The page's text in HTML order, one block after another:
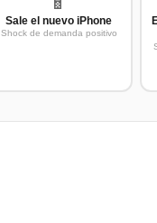
Sale el nuevo iPhone
Shock de demanda positivo